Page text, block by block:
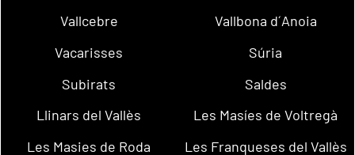
Vallcebre
Vallbona d´Anoia
Vacarisses
Súria
Subirats
Saldes
Llinars del Vallès
Les Masíes de Voltregà
Les Masies de Roda
Les Franqueses del Vallès